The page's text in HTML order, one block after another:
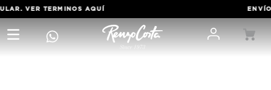
VER TERMINOSAQUÍ